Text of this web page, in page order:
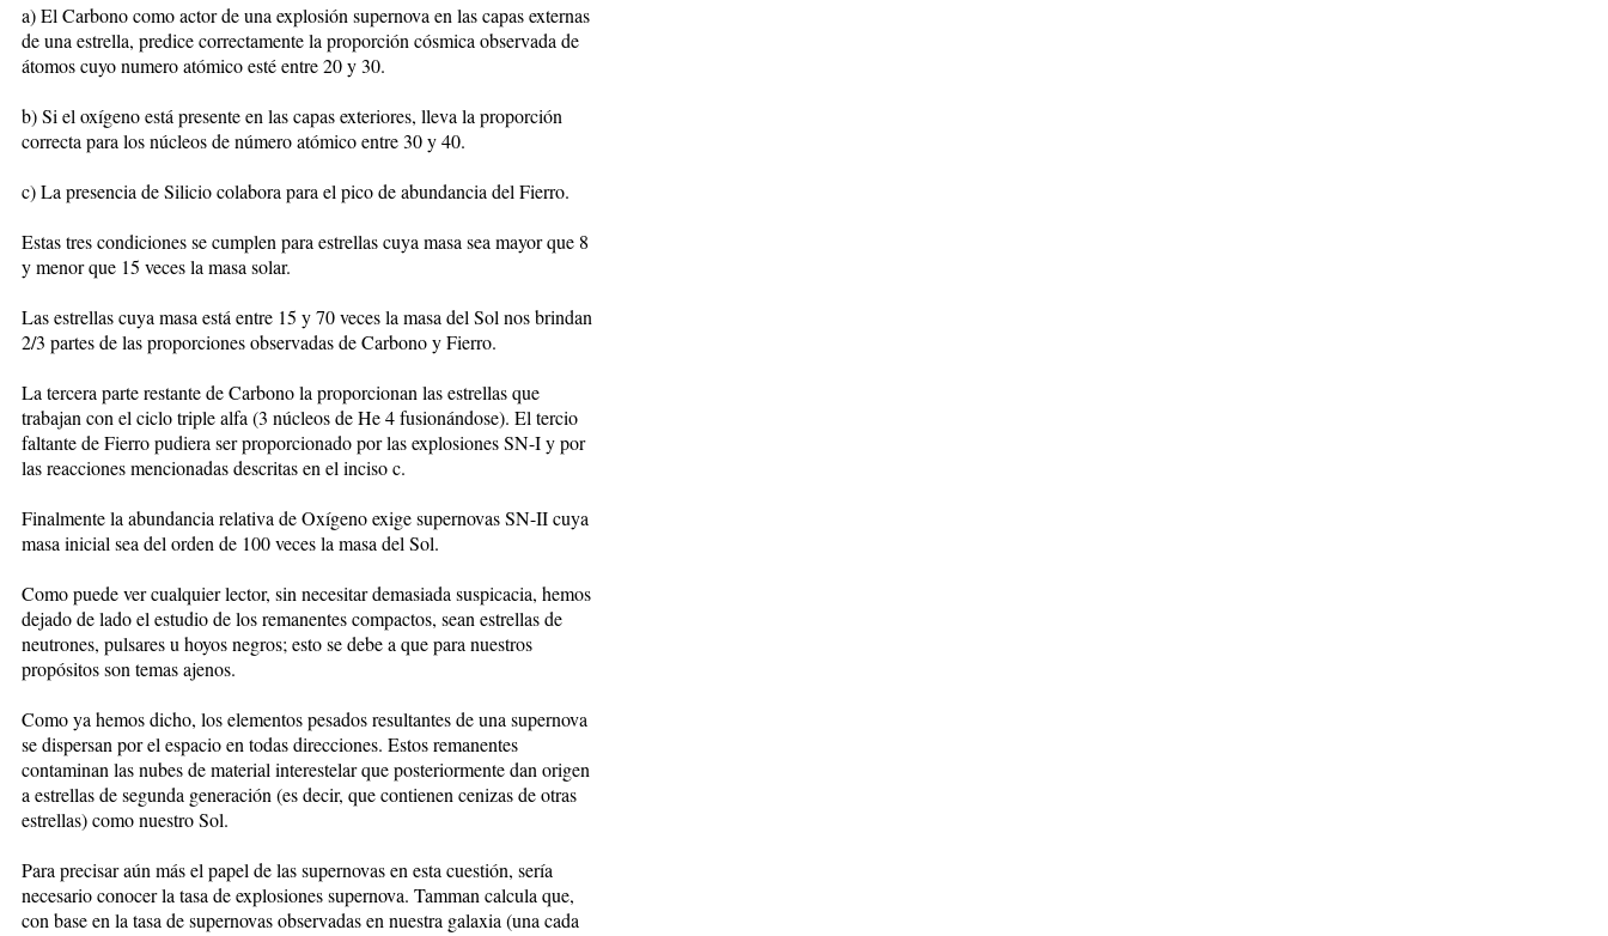
a) El Carbono como actor de una explosión supernova en las capas externas
de una estrella, predice correctamente la proporción cósmica observada de
átomos cuyo numero atómico esté entre 20 y 30.
b) Si el oxígeno está presente en las capas exteriores, lleva la proporción
correcta para los núcleos de número atómico entre 30 y 40.
c) La presencia de Silicio colabora para el pico de abundancia del Fierro.
Estas tres condiciones se cumplen para estrellas cuya masa sea mayor que 8
y menor que 15 veces la masa solar.
Las estrellas cuya masa está entre 15 y 70 veces la masa del Sol nos brindan
2/3 partes de las proporciones observadas de Carbono y Fierro.
La tercera parte restante de Carbono la proporcionan las estrellas que
trabajan con el ciclo triple alfa (3 núcleos de He 4 fusionándose). El tercio
faltante de Fierro pudiera ser proporcionado por las explosiones SN-I y por
las reacciones mencionadas descritas en el inciso c.
Finalmente la abundancia relativa de Oxígeno exige supernovas SN-II cuya
masa inicial sea del orden de 100 veces la masa del Sol.
Como puede ver cualquier lector, sin necesitar demasiada suspicacia, hemos
dejado de lado el estudio de los remanentes compactos, sean estrellas de
neutrones, pulsares u hoyos negros; esto se debe a que para nuestros
propósitos son temas ajenos.
Como ya hemos dicho, los elementos pesados resultantes de una supernova
se dispersan por el espacio en todas direcciones. Estos remanentes
contaminan las nubes de material interestelar que posteriormente dan origen
a estrellas de segunda generación (es decir, que contienen cenizas de otras
estrellas) como nuestro Sol.
Para precisar aún más el papel de las supernovas en esta cuestión, sería
necesario conocer la tasa de explosiones supernova. Tamman calcula que,
con base en la tasa de supernovas observadas en nuestra galaxia (una cada